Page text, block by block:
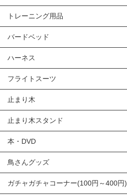
トレーニング用品
バードベッド
ハーネス
フライトスーツ
止まり木
止まり木スタンド
本・DVD
鳥さんグッズ
ガチャガチャコーナー(100円～400円)